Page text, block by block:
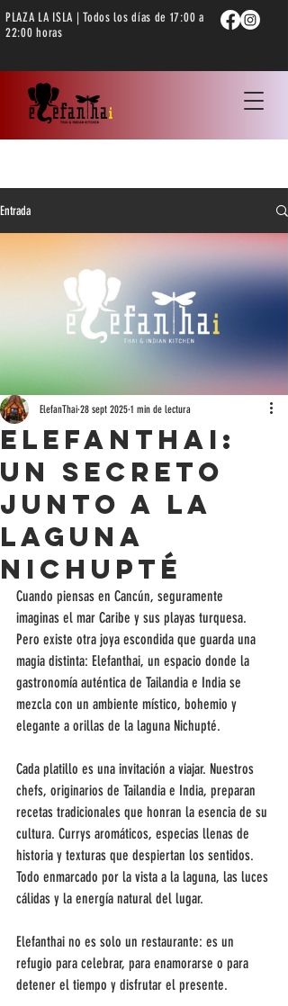
PLAZA LA ISLA | Todos los días de 17:00 a
22:00 horas
Entrada
Elefanthai:
Un secreto
junto a la
laguna
Nichupté
ElefanThai 28 sept 2025 1 min de lectura
Cuando piensas en Cancún, seguramente
imaginas el mar Caribe y sus playas turquesa.
Pero existe otra joya escondida que guarda una
magia distinta: Elefanthai, un espacio donde la
gastronomía auténtica de Tailandia e India se
mezcla con un ambiente místico, bohemio y
elegante a orillas de la laguna Nichupté.
Cada platillo es una invitación a viajar. Nuestros
chefs, originarios de Tailandia e India, preparan
recetas tradicionales que honran la esencia de su
cultura. Currys aromáticos, especias llenas de
historia y texturas que despiertan los sentidos.
Todo enmarcado por la vista a la laguna, las luces
cálidas y la energía natural del lugar.
Elefanthai no es solo un restaurante: es un
refugio para celebrar, para enamorarse o para
detener el tiempo y disfrutar el presente.